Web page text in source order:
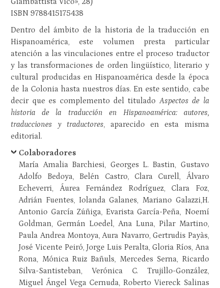
ISBN 9788415175438
Dentro del ámbito de la historia de la traducción en
Hispanoamérica, este volumen presta particular
atención a las vinculaciones entre el proceso traductor
y las transformaciones de orden lingüístico, literario y
cultural producidas en Hispanoamérica desde la época
de la Colonia hasta nuestros días. En este sentido, cabe
decir que es complemento del tituladoAspectos de la
historia de la traducción en Hispanoamérica: autores,
traducciones y traductores, aparecido en esta misma
editorial.
Colaboradores
María Amalia Barchiesi, Georges L. Bastin, Gustavo
Adolfo Bedoya, Belén Castro, Clara Curell, Álvaro
Echeverri, Áurea Fernández Rodríguez, Clara Foz,
Adrián Fuentes, Iolanda Galanes, Mariano Galazzi,H.
Antonio García Zúñiga, Evarista García-Peña, Noemí
Goldman, Germán Loedel, Ana Luna, Pilar Martino,
Paula Andrea Montoya, Aura Navarro, Gertrudis Payàs,
José Vicente Peiró, Jorge Luis Peralta, Gloria Ríos, Ana
Rona, Mónica Ruiz Bañuls, Mercedes Serna, Ricardo
Silva-Santisteban, Verónica C. Trujillo-González,
Miguel Ángel Vega Cernuda, Roberto Viereck Salinas